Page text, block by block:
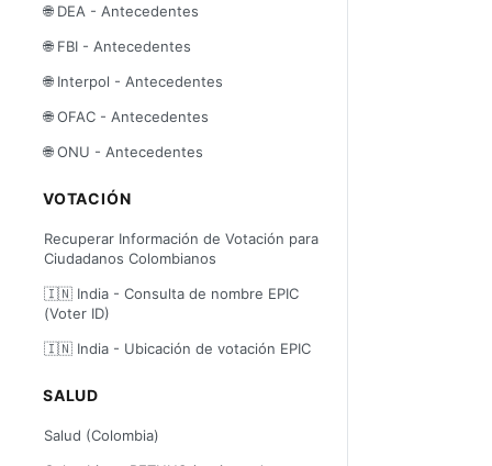
🌐 DEA - Antecedentes
🌐 FBI - Antecedentes
🌐 Interpol - Antecedentes
🌐 OFAC - Antecedentes
🌐 ONU - Antecedentes
VOTACIÓN
Recuperar Información de Votación para
Ciudadanos Colombianos
🇮🇳 India - Consulta de nombre EPIC
(Voter ID)
🇮🇳 India - Ubicación de votación EPIC
SALUD
Salud (Colombia)